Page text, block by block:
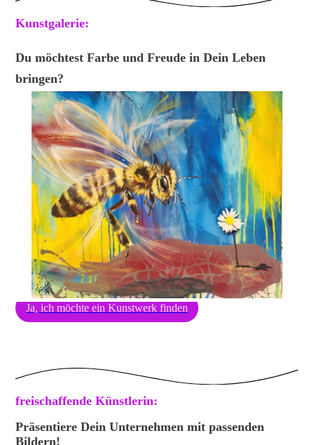
Kunstgalerie:
Du möchtest Farbe und Freude in Dein Leben
bringen?
Ja, ich möchte ein Kunstwerk finden
freischaffende Künstlerin:
Präsentiere Dein Unternehmen mit passenden
Bildern!